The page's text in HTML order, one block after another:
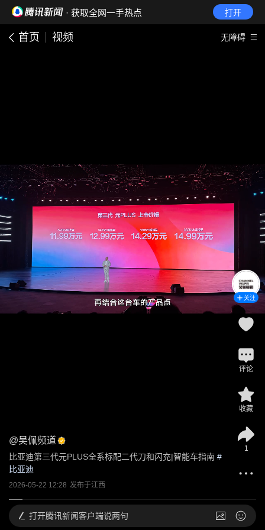
· 获取全网一手热点 打开
首页 视频 无障碍
@吴佩频道
比亚迪第三代元PLUS全系标配二代刀和闪充|智能车指南 #
比亚迪
2026-05-22 12:28 发布于江西
关注
评论
收藏
1
打开腾讯新闻客户端说两句